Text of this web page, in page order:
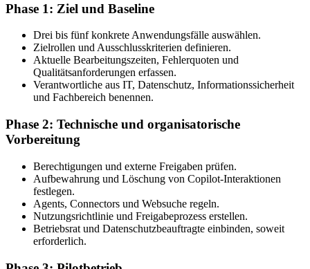
Phase 1: Ziel und Baseline
Drei bis fünf konkrete Anwendungsfälle auswählen.
Zielrollen und Ausschlusskriterien definieren.
Aktuelle Bearbeitungszeiten, Fehlerquoten und
Qualitätsanforderungen erfassen.
Verantwortliche aus IT, Datenschutz, Informationssicherheit
und Fachbereich benennen.
Phase 2: Technische und organisatorische
Vorbereitung
Berechtigungen und externe Freigaben prüfen.
Aufbewahrung und Löschung von Copilot-Interaktionen
festlegen.
Agents, Connectors und Websuche regeln.
Nutzungsrichtlinie und Freigabeprozess erstellen.
Betriebsrat und Datenschutzbeauftragte einbinden, soweit
erforderlich.